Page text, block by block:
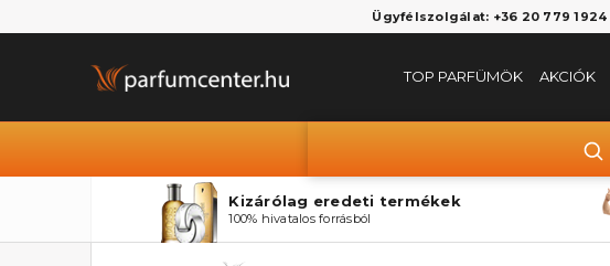
Ügyfélszolgálat: +36 20 779 1924
TOP PARFÜMÖK AKCIÓK
Kizárólag eredeti termékek
100% hivatalos forrásból